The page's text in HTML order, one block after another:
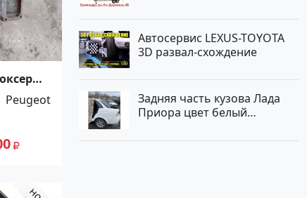
Peugeot
Автосервис LEXUS-TOYOTA
3D развал-схождение
Задняя часть кузова Лада
Приора цвет белый